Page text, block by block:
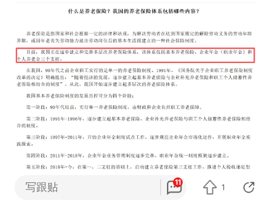
打开网易新闻 查看更多图片
写跟贴 11
1